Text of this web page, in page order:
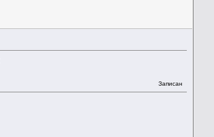
Записан